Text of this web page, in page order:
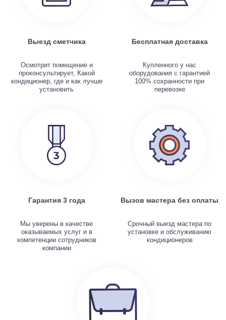
Выезд сметчика
Осмотрит помещение и
проконсультирует, Какой
кондиционер, где и как лучше
установить
Бесплатная доставка
Купленного у нас
оборудования с гарантией
100% сохранности при
перевозке
Гарантия 3 года
Мы уверены в качестве
оказываемых услуг и в
компетенции сотрудников
компании
Вызов мастера без оплаты
Срочный выезд мастера по
установке и обслуживанию
кондиционеров